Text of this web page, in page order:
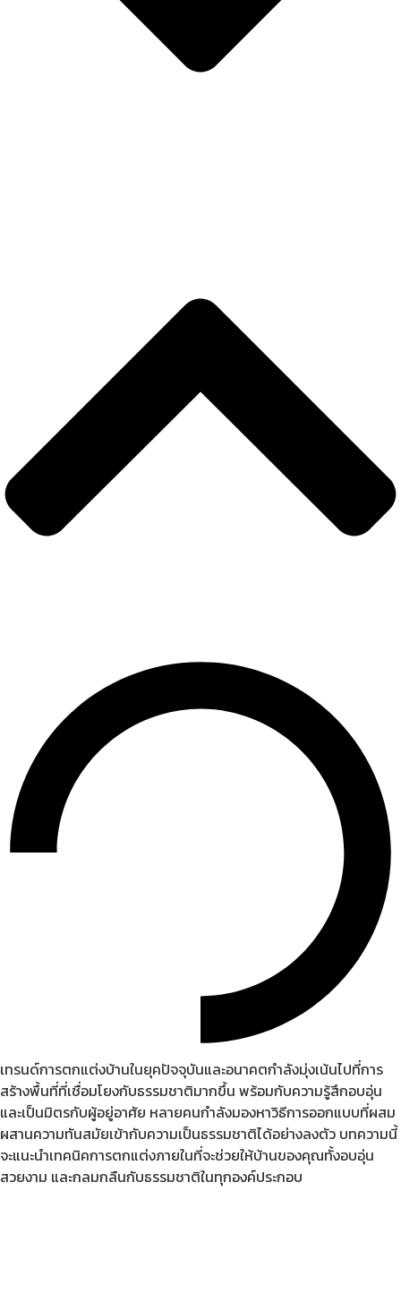
เทรนด์การตกแต่งบ้านในยุคปัจจุบันและอนาคตกำลังมุ่งเน้นไปที่การ
สร้างพื้นที่ที่เชื่อมโยงกับธรรมชาติมากขึ้น พร้อมกับความรู้สึกอบอุ่น
และเป็นมิตรกับผู้อยู่อาศัย หลายคนกำลังมองหาวิธีการออกแบบที่ผสม
ผสานความทันสมัยเข้ากับความเป็นธรรมชาติได้อย่างลงตัว บทความนี้
จะแนะนำเทคนิคการตกแต่งภายในที่จะช่วยให้บ้านของคุณทั้งอบอุ่น
สวยงาม และกลมกลืนกับธรรมชาติในทุกองค์ประกอบ